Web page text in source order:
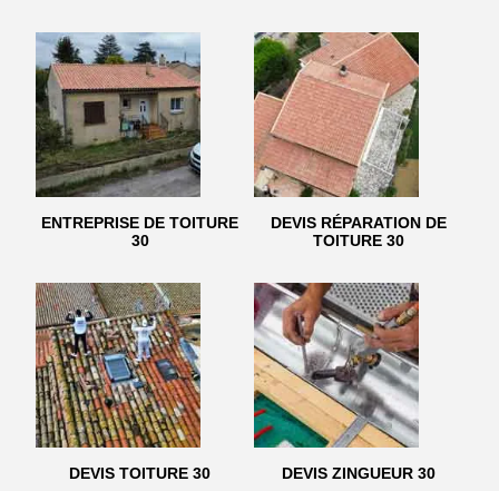
ENTREPRISE DE TOITURE
30
DEVIS RÉPARATION DE
TOITURE 30
DEVIS TOITURE 30 DEVIS ZINGUEUR 30